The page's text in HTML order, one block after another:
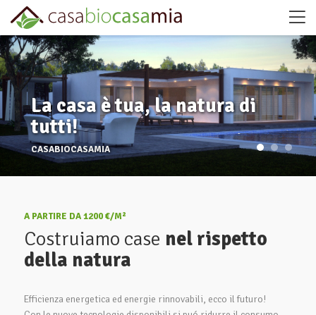
La casa è tua, la natura di
tutti!
CASABIOCASAMIA
A PARTIRE DA 1200 €/M²
Costruiamo case nel rispetto
della natura
Efficienza energetica ed energie rinnovabili, ecco il futuro!